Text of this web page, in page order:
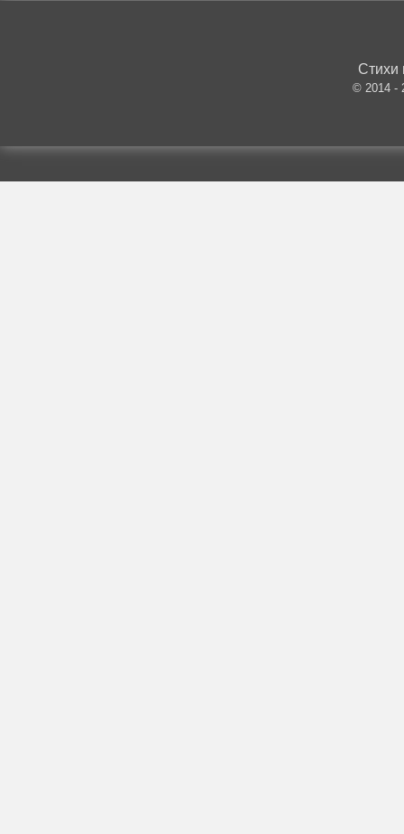
Стихи
© 2014 -